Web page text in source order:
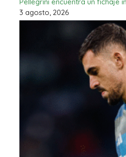
3 agosto, 2026